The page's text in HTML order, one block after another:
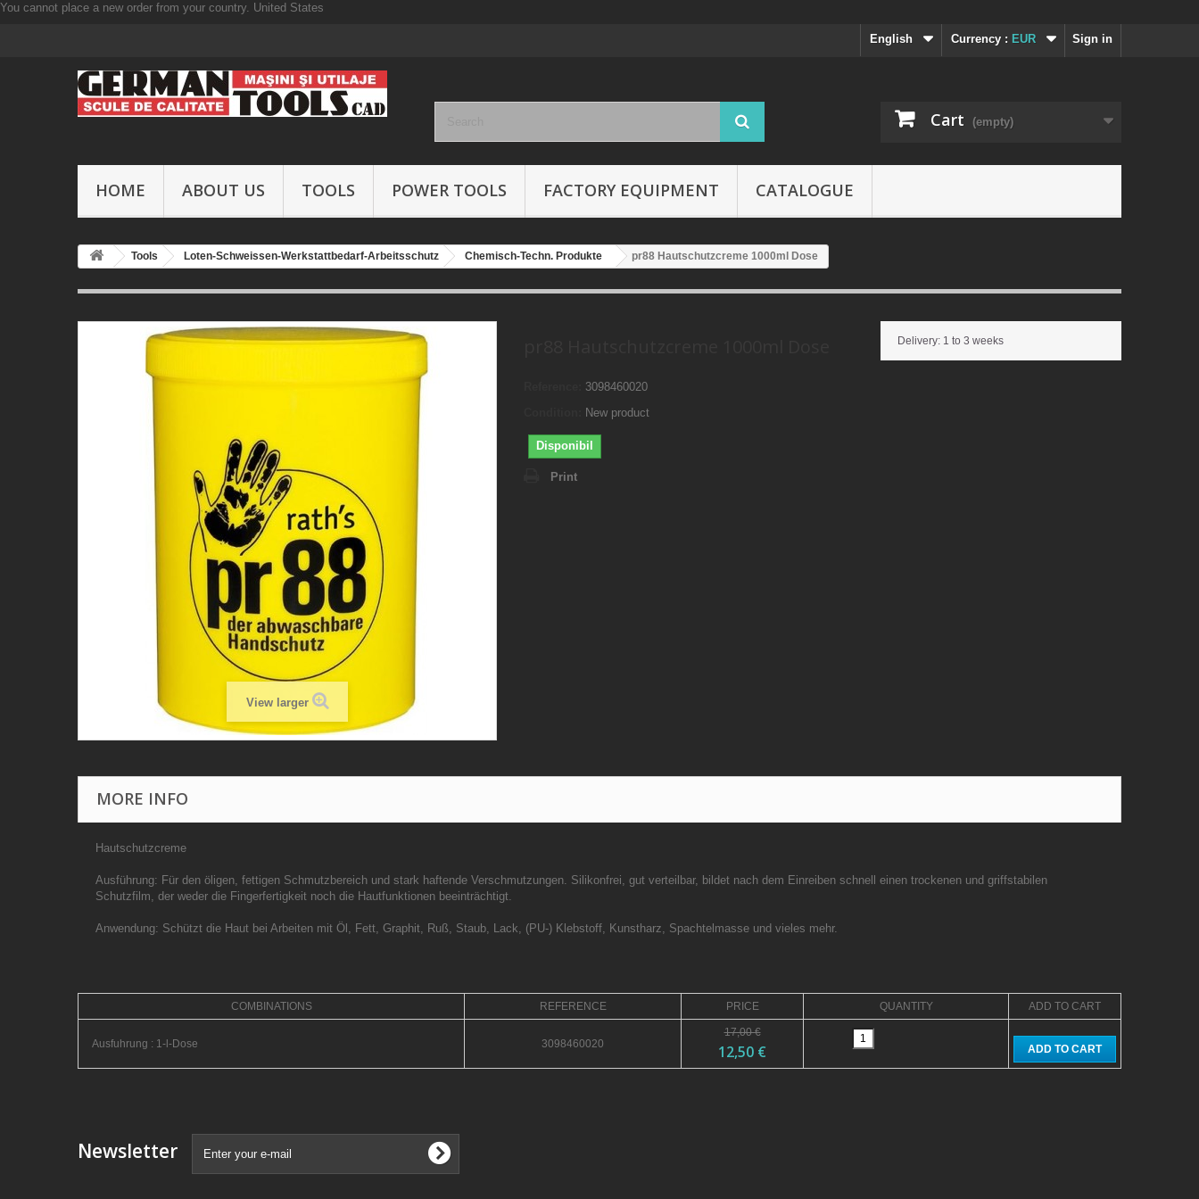
You cannot place a new order from your country. United States
Sign in
Currency : EUR
English
Cart (empty)
HOME ABOUT US TOOLS POWER TOOLS FACTORY EQUIPMENT CATALOGUE
Tools Loten-Schweissen-Werkstattbedarf-Arbeitsschutz Chemisch-Techn. Produkte pr88 Hautschutzcreme 1000ml Dose
View larger
3098460020
New product
Disponibil
Print
Delivery: 1 to 3 weeks
MORE INFO
Hautschutzcreme
Ausführung: Für den öligen, fettigen Schmutzbereich und stark haftende Verschmutzungen. Silikonfrei, gut verteilbar, bildet nach dem Einreiben schnell einen trockenen und griffstabilen
Schutzfilm, der weder die Fingerfertigkeit noch die Hautfunktionen beeinträchtigt.
Anwendung: Schützt die Haut bei Arbeiten mit Öl, Fett, Graphit, Ruß, Staub, Lack, (PU-) Klebstoff, Kunstharz, Spachtelmasse und vieles mehr.
COMBINATIONS REFERENCE PRICE QUANTITY ADD TO CART
Ausfuhrung : 1-l-Dose 3098460020
17,00 €
12,50 €
Newsletter